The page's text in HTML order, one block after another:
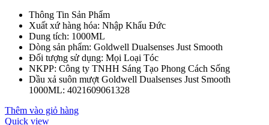
Thông Tin Sản Phẩm
Xuất xứ hàng hóa: Nhập Khẩu Đức
Dung tích: 1000ML
Dòng sản phẩm: Goldwell Dualsenses Just Smooth
Đối tượng sử dụng: Mọi Loại Tóc
NKPP: Công ty TNHH Sáng Tạo Phong Cách Sống
Dầu xả suôn mượt Goldwell Dualsenses Just Smooth
1000ML: 4021609061328
Thêm vào giỏ hàng
Quick view